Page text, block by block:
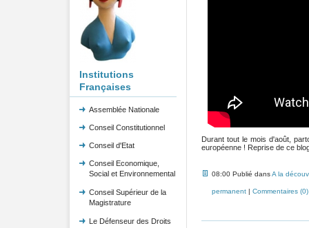
Institutions
Françaises
Assemblée Nationale
Conseil Constitutionnel
Conseil d'Etat
Conseil Economique,
Social et Environnemental
Conseil Supérieur de la
Magistrature
Le Défenseur des Droits
Durant tout le mois d'août,
européenne ! Reprise de ce
08:00 Publié dansA la
permanent| Commentaires (0)